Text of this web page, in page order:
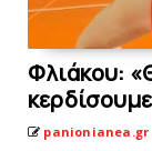
Φλιάκου:
panionianea.gr